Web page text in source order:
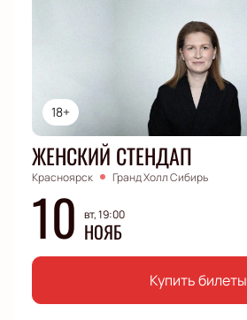
18+
ЖЕНСКИЙ СТЕНДАП
Красноярск Гранд Холл Сибирь
10 вт, 19:00
НОЯБ
Купить билеты